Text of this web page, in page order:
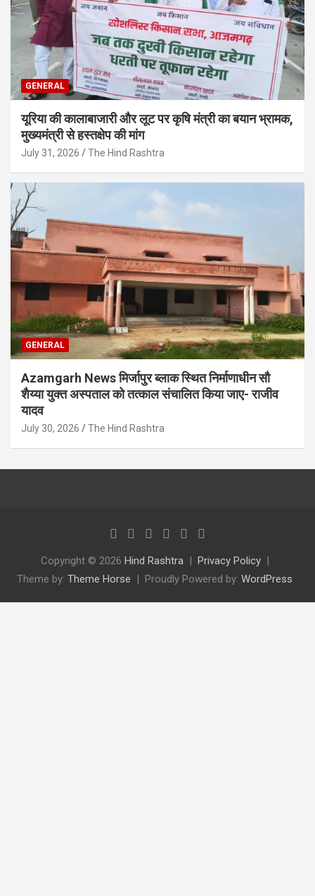
GENERAL
यूरिया की कालाबाजारी और लूट पर कृषि मंत्री का बयान भ्रामक,
मुख्यमंत्री से हस्तक्षेप की मांग
July 31, 2026 The Hind Rashtra
GENERAL
Azamgarh News मिर्जापुर ब्लाक स्थित निर्माणाधीन सौ
शैय्या युक्त अस्पताल को तत्काल संचालित किया जाए- राजीव
यादव
July 30, 2026 The Hind Rashtra
Copyright © 2026 Hind Rashtra
Privacy Policy
Theme by: Theme Horse Proudly Powered by: WordPress